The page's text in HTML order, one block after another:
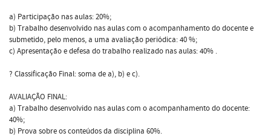
a) Participação nas aulas: 20%;
b) Trabalho desenvolvido nas aulas com o acompanhamento do docente e
submetido, pelo menos, a uma avaliação periódica: 40 %;
c) Apresentação e defesa do trabalho realizado nas aulas: 40% .
? Classificação Final: soma de a), b) e c).
AVALIAÇÃO FINAL:
a) Trabalho desenvolvido nas aulas com o acompanhamento do docente:
40%;
b) Prova sobre os conteúdos da disciplina 60%.